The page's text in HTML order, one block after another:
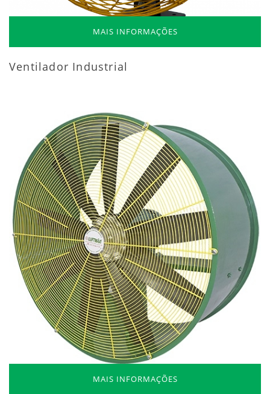
MAIS INFORMAÇÕES
Ventilador Industrial
MAIS INFORMAÇÕES